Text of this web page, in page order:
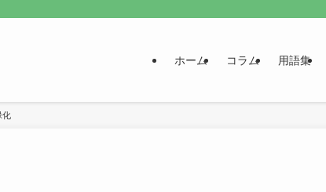
ホーム コラム 用語集
化